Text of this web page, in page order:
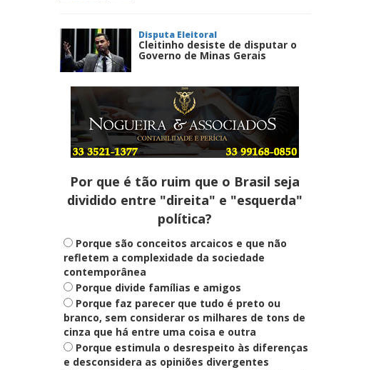
Disputa Eleitoral
Cleitinho desiste de disputar o
Governo de Minas Gerais
Entenda
Pix Pensão Alimentícia: entenda
o que é e como solicitar
Saúde Mental
Plataforma oferece escuta em
saúde mental para jovens no SUS
Digital
Definido
PT lança Patrus Ananias como
candidato ao governo de Minas
Gerais
Por que é tão ruim que o Brasil seja
dividido entre "direita" e "esquerda"
política?
Porque são conceitos arcaicos e que não
refletem a complexidade da sociedade
contemporânea
Porque divide famílias e amigos
Porque faz parecer que tudo é preto ou
branco, sem considerar os milhares de tons de
cinza que há entre uma coisa e outra
Porque estimula o desrespeito às diferenças
e desconsidera as opiniões divergentes